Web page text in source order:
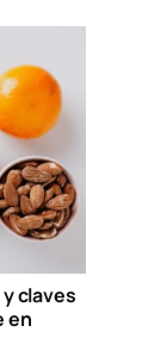
claves
en